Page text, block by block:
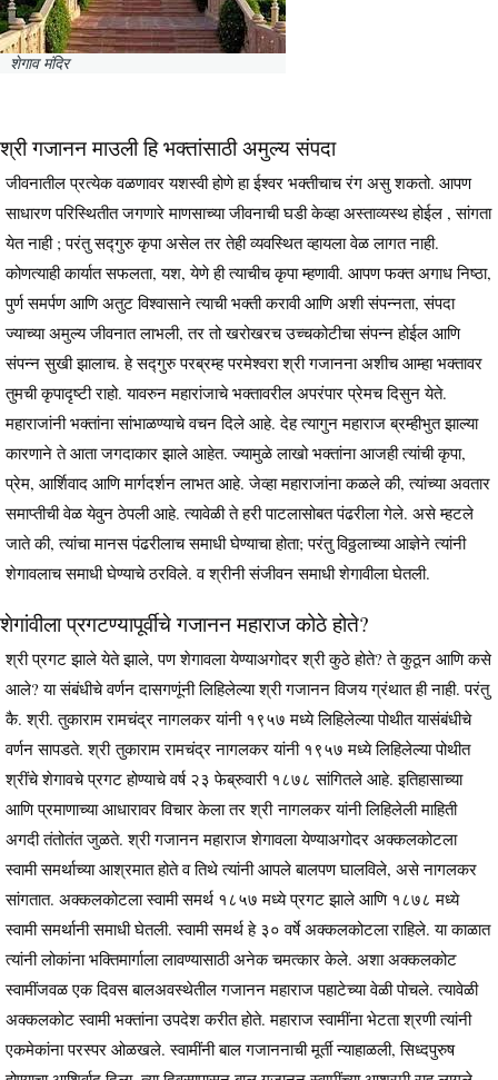
शेगाव मंदिर
श्री गजानन माउली हि भक्तांसाठी अमुल्य संपदा
जीवनातील प्रत्येक वळणावर यशस्वी होणे हा ईश्वर भक्तीचाच रंग असु शकतो. आपण
साधारण परिस्थितीत जगणारे माणसाच्या जीवनाची घडी केव्हा अस्ताव्यस्थ होईल , सांगता
येत नाही ; परंतु सद्गुरु कृपा असेल तर तेही व्यवस्थित व्हायला वेळ लागत नाही.
कोणत्याही कार्यात सफलता, यश, येणे ही त्याचीच कृपा म्हणावी. आपण फक्त अगाध निष्ठा,
पुर्ण समर्पण आणि अतुट विश्वासाने त्याची भक्ती करावी आणि अशी संपन्नता, संपदा
ज्याच्या अमुल्य जीवनात लाभली, तर तो खरोखरच उच्चकोटीचा संपन्न होईल आणि
संपन्न सुखी झालाच. हे सद्गुरु परब्रम्ह परमेश्वरा श्री गजानना अशीच आम्हा भक्तावर
तुमची कृपादृष्टी राहो. यावरुन महारांजाचे भक्तावरील अपरंपार प्रेमच दिसुन येते.
महाराजांनी भक्तांना सांभाळण्याचे वचन दिले आहे. देह त्यागुन महाराज ब्रम्हीभुत झाल्या
कारणाने ते आता जगदाकार झाले आहेत. ज्यामुळे लाखो भक्तांना आजही त्यांची कृपा,
प्रेम, आर्शिवाद आणि मार्गदर्शन लाभत आहे. जेव्हा महाराजांना कळले की, त्यांच्या अवतार
समाप्तीची वेळ येवुन ठेपली आहे. त्यावेळी ते हरी पाटलासोबत पंढरीला गेले. असे म्हटले
जाते की, त्यांचा मानस पंढरीलाच समाधी घेण्याचा होता; परंतु विठ्ठलाच्या आज्ञेने त्यांनी
शेगावलाच समाधी घेण्याचे ठरविले. व श्रीनी संजीवन समाधी शेगावीला घेतली.
शेगांवीला प्रगटण्यापूर्वीचे गजानन महाराज कोठे होते?
श्री प्रगट झाले येते झाले, पण शेगावला येण्याअगोदर श्री कुठे होते? ते कुठून आणि कसे
आले? या संबंधीचे वर्णन दासगणूंनी लिहिलेल्या श्री गजानन विजय ग्रंथात ही नाही. परंतु
कै. श्री. तुकाराम रामचंद्र नागलकर यांनी १९५७ मध्ये लिहिलेल्या पोथीत यासंबंधीचे
वर्णन सापडते. श्री तुकाराम रामचंद्र नागलकर यांनी १९५७ मध्ये लिहिलेल्या पोथीत
श्रींचे शेगावचे प्रगट होण्याचे वर्ष २३ फेब्रुवारी १८७८ सांगितले आहे. इतिहासाच्या
आणि प्रमाणाच्या आधारावर विचार केला तर श्री नागलकर यांनी लिहिलेली माहिती
अगदी तंतोतंत जुळते. श्री गजानन महाराज शेगावला येण्याअगोदर अक्कलकोटला
स्वामी समर्थाच्या आश्रमात होते व तिथे त्यांनी आपले बालपण घालविले, असे नागलकर
सांगतात. अक्कलकोटला स्वामी समर्थ १८५७ मध्ये प्रगट झाले आणि १८७८ मध्ये
स्वामी समर्थानी समाधी घेतली. स्वामी समर्थ हे ३० वर्षे अक्कलकोटला राहिले. या काळात
त्यांनी लोकांना भक्तिमार्गाला लावण्यासाठी अनेक चमत्कार केले. अशा अक्कलकोट
स्वामींजवळ एक दिवस बालअवस्थेतील गजानन महाराज पहाटेच्या वेळी पोचले. त्यावेळी
अक्कलकोट स्वामी भक्तांना उपदेश करीत होते. महाराज स्वामींना भेटता श्रणी त्यांनी
एकमेकांना परस्पर ओळखले. स्वामींनी बाल गजाननाची मूर्ती न्याहाळली, सिध्दपुरुष